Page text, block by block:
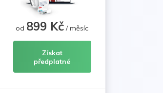
od 899 Kč / měsíc
Získat
předplatné